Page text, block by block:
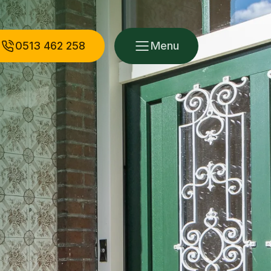
0513 462 258 Menu